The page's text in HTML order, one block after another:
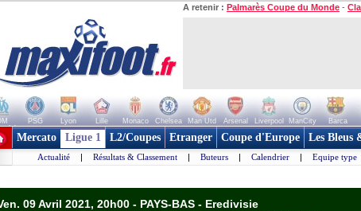
A retenir : Palmarès Coupe du Monde -
PSG Lyon Lille Monaco Chelsea Man Utd Arsenal Liverpool ManCity Barca
clubs
Mercato Ligue 1 L2/Coupes Etranger Coupe d'Europe Les Bleus
Actualité | Résultats & Classement | Buteurs | Calendrier | Equipe type
09 Avril 2021, 20h00 - PAYS-BAS - Eredivisie